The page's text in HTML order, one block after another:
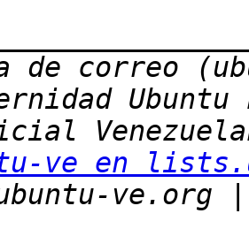
ve en